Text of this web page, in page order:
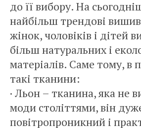
до її вибору. На
найбільш трендові
жінок, чоловіків і дітей
більш натуральних і
матеріалів. Саме тому, в
такі тканини:
· Льон – тканина, яка не
моди століттями, він
повітропроникний і